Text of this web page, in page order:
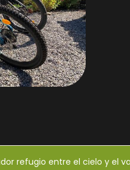
refugio entre el cielo y el